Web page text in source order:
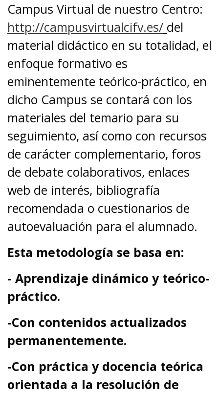
Campus Virtual de nuestro Centro:
http://campusvirtualcifv.es/ del
material didáctico en su totalidad, el
enfoque formativo es
eminentemente teórico-práctico, en
dicho Campus se contará con los
materiales del temario para su
seguimiento, así como con recursos
de carácter complementario, foros
de debate colaborativos, enlaces
web de interés, bibliografía
recomendada o cuestionarios de
autoevaluación para el alumnado.
Esta metodología se basa en:
- Aprendizaje dinámico y teórico-
práctico.
-Con contenidos actualizados
permanentemente.
-Con práctica y docencia teórica
orientada a la resolución de